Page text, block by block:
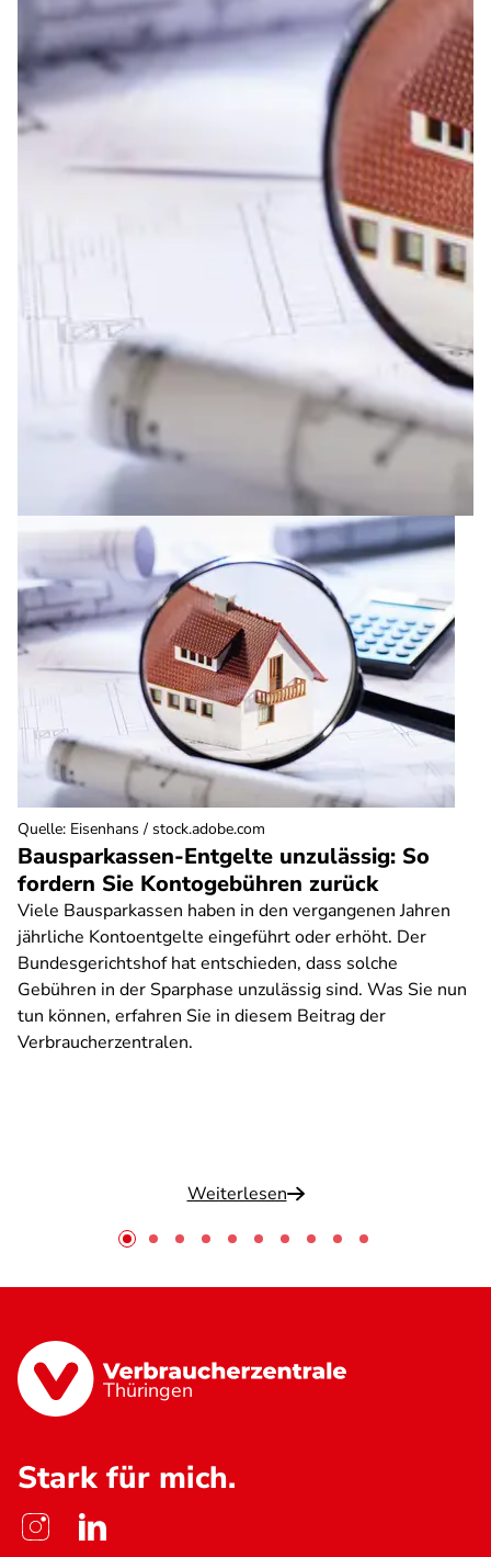
Bausparkassen-Entgelte unzulässig: So
fordern Sie Kontogebühren zurück
Viele Bausparkassen haben in den vergangenen Jahren
jährliche Kontoentgelte eingeführt oder erhöht. Der
Bundesgerichtshof hat entschieden, dass solche
Gebühren in der Sparphase unzulässig sind. Was Sie nun
tun können, erfahren Sie in diesem Beitrag der
Verbraucherzentralen.
Weiterlesen
Quelle: Eisenhans / stock.adobe.com
Thüringen
Stark für mich.